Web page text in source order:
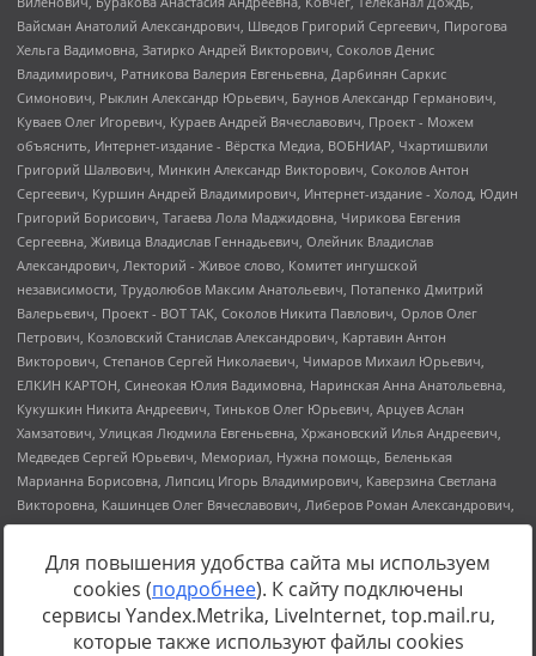
https://minjust.gov.ru/uploaded/files/reestr-
inostrannyih-agentov-22-03-2024.pdfданные на22.03.2024
Для повышения удобства сайта мы используем
cookies (подробнее). К сайту подключены
сервисы Yandex.Metrika, LiveInternet, top.mail.ru,
которые также используют файлы cookies